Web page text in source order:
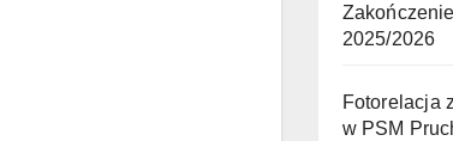
2025/2026
Fotorelacja
w PSM